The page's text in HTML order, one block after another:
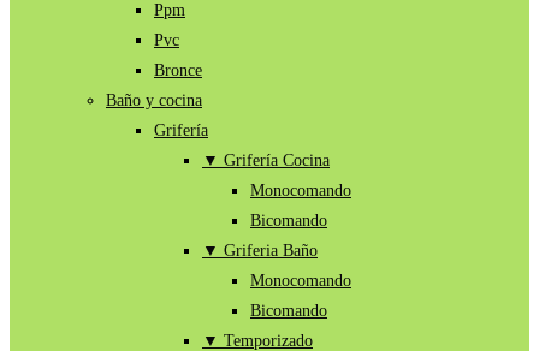
Ppm
Pvc
Bronce
Baño y cocina
Grifería
▼ Grifería Cocina
Monocomando
Bicomando
▼ Griferia Baño
Monocomando
Bicomando
▼ Temporizado